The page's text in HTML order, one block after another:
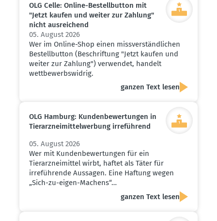
OLG Celle: Online-Bestell­button mit
"Jetzt kaufen und weiter zur Zahlung"
nicht ausrei­chend
05. August 2026
Wer im Online-Shop einen missverständlichen
Bestellbutton (Beschriftung "Jetzt kaufen und
weiter zur Zahlung") verwendet, handelt
wettbewerbswidrig.
ganzen Text lesen
OLG Hamburg: Kunden­be­wer­tungen in
Tierarz­nei­mit­tel­werbung irreführend
05. August 2026
Wer mit Kundenbewertungen für ein
Tierarzneimittel wirbt, haftet als Täter für
irreführende Aussagen. Eine Haftung wegen
„Sich-zu-eigen-Machens“…
ganzen Text lesen